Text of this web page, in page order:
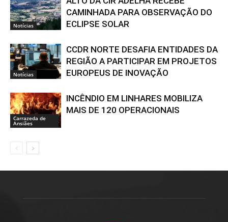
Notícias
CAMINHADA PARA OBSERVAÇÃO DO
ECLIPSE SOLAR
Notícias
CCDR NORTE DESAFIA ENTIDADES DA
REGIÃO A PARTICIPAR EM PROJETOS
EUROPEUS DE INOVAÇÃO
Carrazeda de
Ansiães
INCÊNDIO EM LINHARES MOBILIZA
MAIS DE 120 OPERACIONAIS